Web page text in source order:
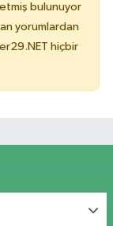
bulunuyor
yorumlardan
hiçbir